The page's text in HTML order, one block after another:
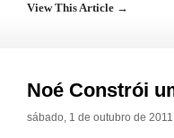
View This Article →
Noé Constrói
sábado, 1 de outubro de